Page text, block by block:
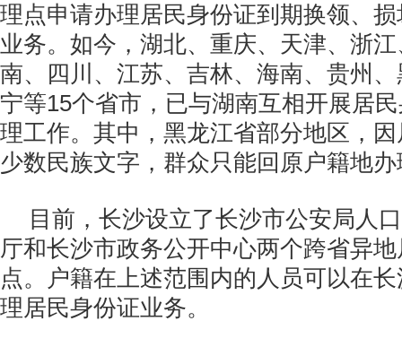
理点申请办理居民身份证到期换领、
业务。如今，湖北、重庆、天津、浙
南、四川、江苏、吉林、海南、贵州
宁等15个省市，已与湖南互相开展居
理工作。其中，黑龙江省部分地区，
少数民族文字，群众只能回原户籍地
目前，长沙设立了长沙市公安局人
厅和长沙市政务公开中心两个跨省异
点。户籍在上述范围内的人员可以在
理居民身份证业务。